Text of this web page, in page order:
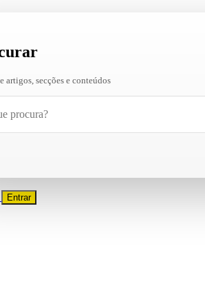
artigos, secções e conteúdos
Entrar